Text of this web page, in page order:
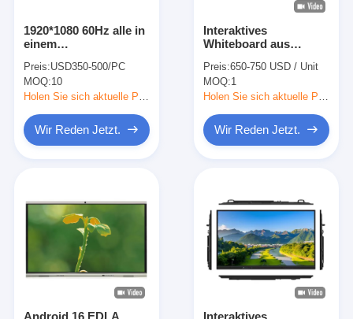
Iboard wechselwirkendes Whiteboard
wechselwirkendes whiteboard ir
wechselwirkendes Infrarotwhiteboard
intelligentes Brett lcd
LED wechselwirkendes Whiteboard
Wechselwirkender Touch Screen Whiteboard
1920*1080 60Hz alle in
einem
Whiteboard-dualen
System
Preis:USD350-500/PC
MOQ:10
Holen Sie sich aktuelle Preis
Wir Reden Jetzt.
Interaktives
Whiteboard aus
blendfreiem Glas,
Dual-System,
Zeichenbretter für
Preis:650-750 USD / Unit
MOQ:1
Holen Sie sich aktuelle Preis
Wir Reden Jetzt.